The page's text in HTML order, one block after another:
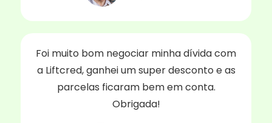
Foi muito bom negociar minha dívida com
a Liftcred, ganhei um super desconto e as
parcelas ficaram bem em conta.
Obrigada!